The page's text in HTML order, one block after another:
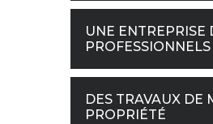
UNE ENTREPRISE
DES TRAVAUX DE
PROPRIÉTÉ